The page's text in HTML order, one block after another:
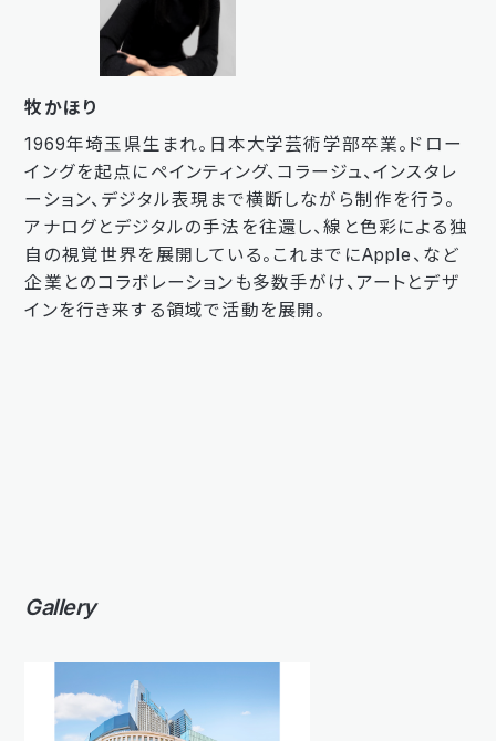
牧かほり
1969年埼玉県生まれ。日本大学芸術学部卒業。ドロー
イングを起点にペインティング、コラージュ、インスタレ
ーション、デジタル表現まで横断しながら制作を行う。
アナログとデジタルの手法を往還し、線と色彩による独
自の視覚世界を展開している。これまでにApple、など
企業とのコラボレーションも多数手がけ、アートとデザ
インを行き来する領域で活動を展開。
Gallery